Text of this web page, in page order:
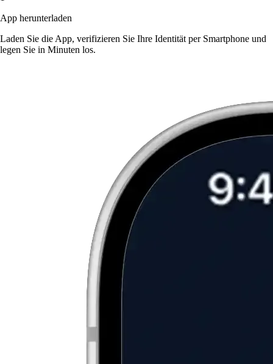
App herunterladen
Laden Sie die App, verifizieren Sie Ihre Identität per Smartphone und
legen Sie in Minuten los.